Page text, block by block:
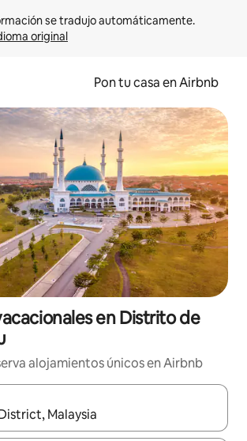
original
Pon tu casa en Airbnb
en Distrito de
alojamientos únicos en Airbnb
estén disponibles, navega con las